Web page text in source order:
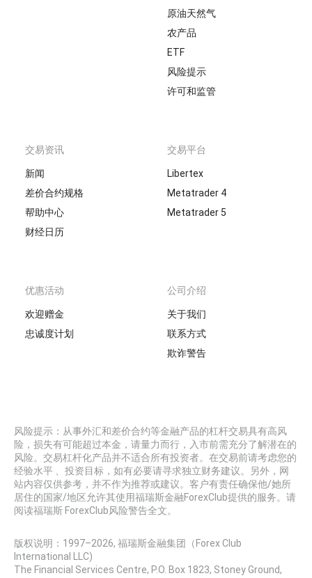
原油天然气
农产品
ETF
风险提示
许可和监管
交易资讯
新闻
差价合约规格
帮助中心
财经日历
交易平台
Libertex
Metatrader 4
Metatrader 5
优惠活动
欢迎赠金
忠诚度计划
公司介绍
关于我们
联系方式
欺诈警告
风险提示：从事外汇和差价合约等金融产品的杠杆交易具有高风
险，损失有可能超过本金，请量力而行，入市前需充分了解潜在的
风险。交易杠杆化产品并不适合所有投资者。在交易前请考虑您的
经验水平 、投资目标，如有必要请寻求独立财务建议。另外，网
站内容仅供参考，并不作为推荐或建议。客户有责任确保他/她所
居住的国家/地区允许其使用福瑞斯金融ForexClub提供的服务。请
阅读福瑞斯 ForexClub风险警告全文。
版权说明：1997–2026, 福瑞斯金融集团（Forex Club
International LLC)
The Financial Services Centre, P.O. Box 1823, Stoney Ground,